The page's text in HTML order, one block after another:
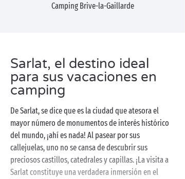
Camping Brive-la-Gaillarde
Sarlat, el destino ideal
para sus vacaciones en
camping
De Sarlat, se dice que es la ciudad que atesora el
mayor número de monumentos de interés histórico
del mundo, ¡ahí es nada! Al pasear por sus
callejuelas, uno no se cansa de descubrir sus
preciosos castillos, catedrales y capillas. ¡La visita a
Sarlat constituye una verdadera inmersión en el